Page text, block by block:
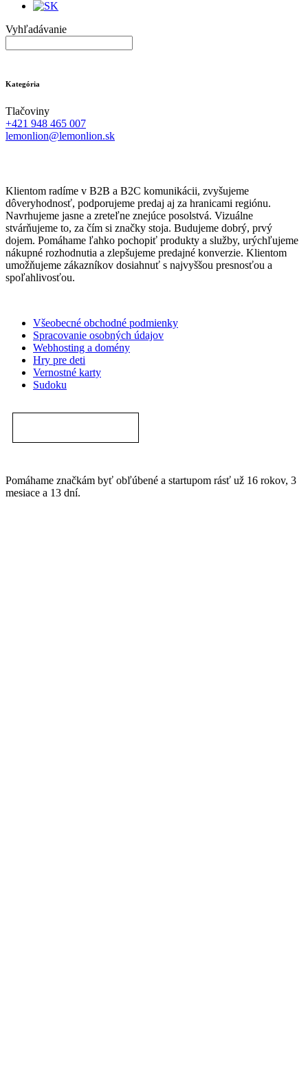
Vyhľadávanie
Kategória
Tlačoviny
+421 948 465 007
lemonlion@lemonlion.sk
Klientom radíme v B2B a B2C komunikácii, zvyšujeme
dôveryhodnosť, podporujeme predaj aj za hranicami regiónu.
Navrhujeme jasne a zreteľne znejúce posolstvá. Vizuálne
stvárňujeme to, za čím si značky stoja. Budujeme dobrý, prvý
dojem. Pomáhame ľahko pochopiť produkty a služby, urýchľujeme
nákupné rozhodnutia a zlepšujeme predajné konverzie. Klientom
umožňujeme zákazníkov dosiahnuť s najvyššou presnosťou a
spoľahlivosťou.
Všeobecné obchodné podmienky
Spracovanie osobných údajov
Webhosting a domény
Hry pre deti
Vernostné karty
Sudoku
Pomáhame značkám byť obľúbené a startupom rásť už 16 rokov, 3
mesiace a 13 dní.